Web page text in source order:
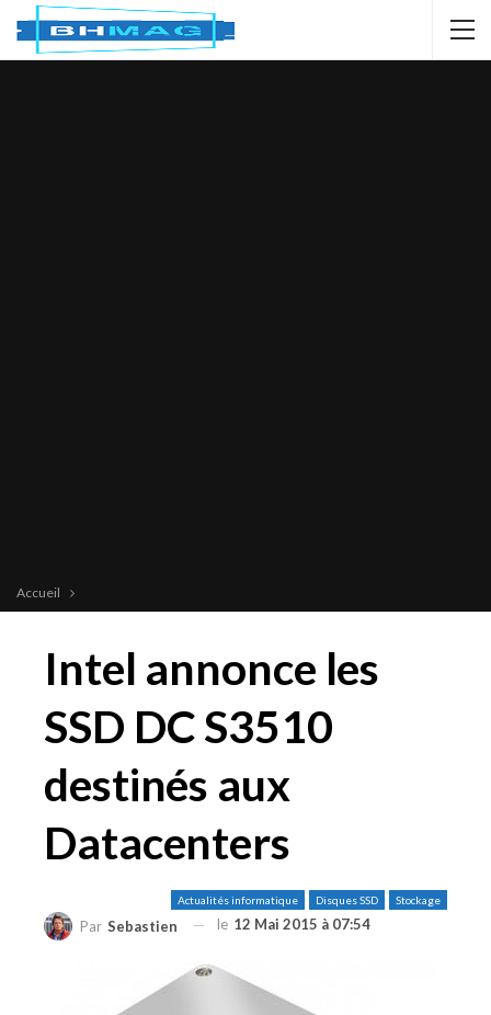
Accueil
Intel annonce les
SSD DC S3510
destinés aux
Datacenters
Actualités informatique Disques SSD Stockage
Par Sebastien le 12 Mai 2015 à 07:54